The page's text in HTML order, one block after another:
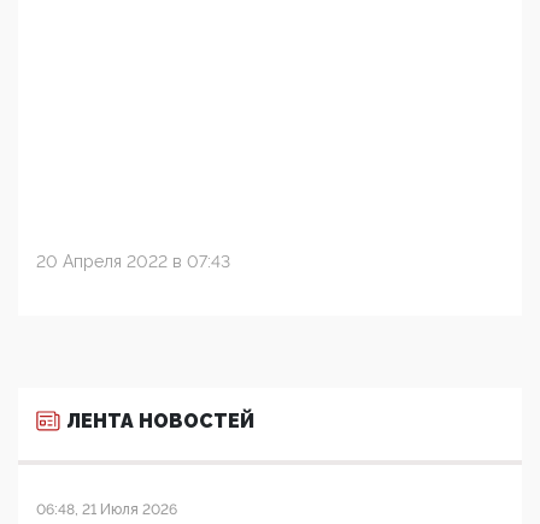
20 Апреля 2022 в 07:43
ЛЕНТА НОВОСТЕЙ
06:48, 21 Июля 2026